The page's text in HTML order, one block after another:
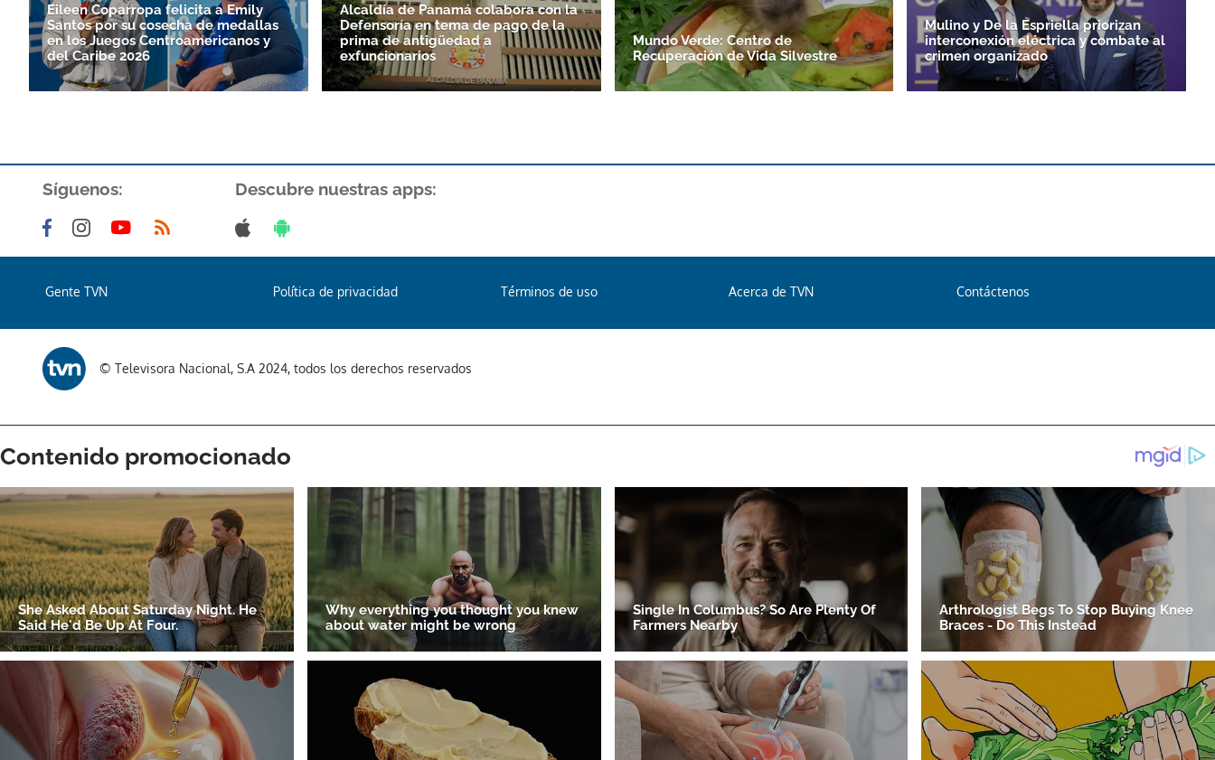
Eileen Coparropa felicita a Emily
Santos por su cosecha de medallas
en los Juegos Centroamericanos y
del Caribe 2026
Alcaldía de Panamá colabora con la
Defensoría en tema de pago de la
prima de antigüedad a
exfuncionarios
Mundo Verde: Centro de
Recuperación de Vida Silvestre
Mulino y De la Espriella priorizan
interconexión eléctrica y combate al
crimen organizado
Síguenos: Descubre nuestras apps:
Gente TVN Política de privacidad Términos de uso Acerca de TVN Contáctenos
© Televisora Nacional, S.A 2024, todos los derechos reservados